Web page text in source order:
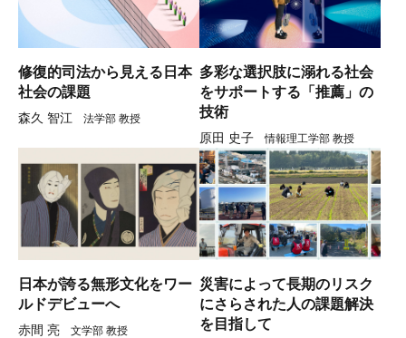
修復的司法から見える日本
社会の課題
森久 智江 法学部 教授
多彩な選択肢に溺れる社会
をサポートする「推薦」の
技術
原田 史子 情報理工学部 教授
日本が誇る無形文化をワー
ルドデビューへ
赤間 亮 文学部 教授
災害によって長期のリスク
にさらされた人の課題解決
を目指して